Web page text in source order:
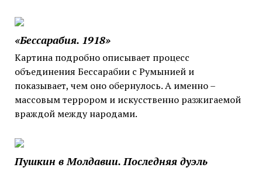
«Бессарабия. 1918»
Картина подробно описывает процесс
объединения Бессарабии с Румынией и
показывает, чем оно обернулось. А именно –
массовым террором и искусственно разжигаемой
враждой между народами.
Пушкин в Молдавии. Последняя дуэль